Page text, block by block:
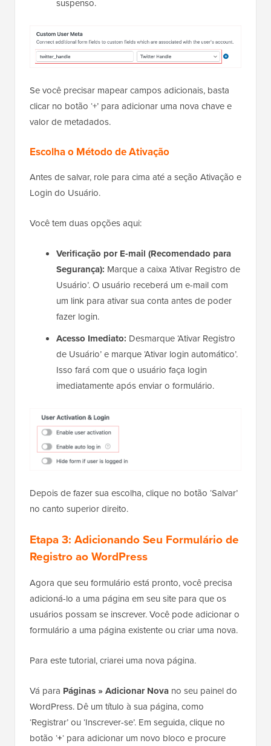
suspenso.
Se você precisar mapear campos adicionais, basta
clicar no botão ‘+’ para adicionar uma nova chave e
valor de metadados.
Escolha o Método de Ativação
Antes de salvar, role para cima até a seção Ativação e
Login do Usuário.
Você tem duas opções aqui:
Verificação por E-mail (Recomendado para
Segurança): Marque a caixa ‘Ativar Registro de
Usuário’. O usuário receberá um e-mail com
um link para ativar sua conta antes de poder
fazer login.
Acesso Imediato: Desmarque ‘Ativar Registro
de Usuário’ e marque ‘Ativar login automático’.
Isso fará com que o usuário faça login
imediatamente após enviar o formulário.
Depois de fazer sua escolha, clique no botão ‘Salvar’
no canto superior direito.
Etapa 3: Adicionando Seu Formulário de
Registro ao WordPress
Agora que seu formulário está pronto, você precisa
adicioná-lo a uma página em seu site para que os
usuários possam se inscrever. Você pode adicionar o
formulário a uma página existente ou criar uma nova.
Para este tutorial, criarei uma nova página.
Vá para Páginas » Adicionar Nova no seu painel do
WordPress. Dê um título à sua página, como
‘Registrar’ ou ‘Inscrever-se’. Em seguida, clique no
botão ‘+‘ para adicionar um novo bloco e procure